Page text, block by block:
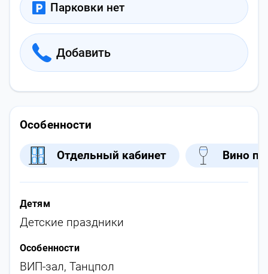
Парковки нет
Добавить
Особенности
Отдельный кабинет Вино
Детям
Детские праздники
Особенности
ВИП-зал, Танцпол